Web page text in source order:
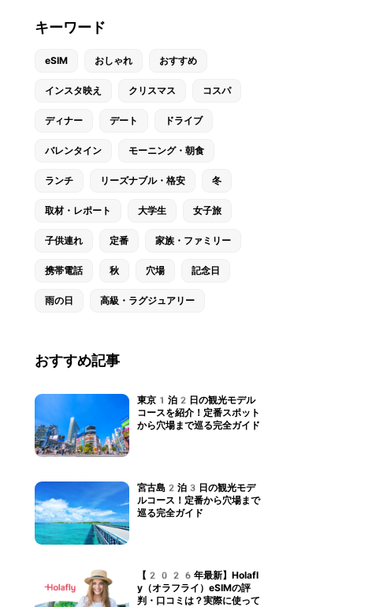
キーワード
eSIM おしゃれ おすすめ
インスタ映え クリスマス コスパ
ディナー デート ドライブ
バレンタイン モーニング・朝食
ランチ リーズナブル・格安 冬
取材・レポート 大学生 女子旅
子供連れ 定番 家族・ファミリー
携帯電話 秋 穴場 記念日
雨の日 高級・ラグジュアリー
おすすめ記事
東京1泊2日の観光モデル
コースを紹介！定番スポット
から穴場まで巡る完全ガイド
宮古島2泊3日の観光モデ
ルコース！定番から穴場まで
巡る完全ガイド
【2026年最新】Holafl
y（オラフライ）eSIMの評
判・口コミは？実際に使って